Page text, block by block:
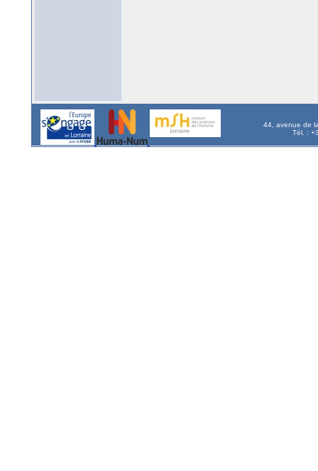
44, avenue de
Tél. :